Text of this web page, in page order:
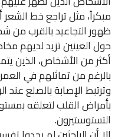
مبكراً، مثل تراجع خط الشعر
ظهور التجاعيد بالقرب من
حول العينين تزيد لديهم
أكثر من الأشخاص، الذين
بالرغم من تماثلهم في
وترتبط الإصابة بالصلع عند
بأمراض القلب لتعلقه
التستوستيرون.